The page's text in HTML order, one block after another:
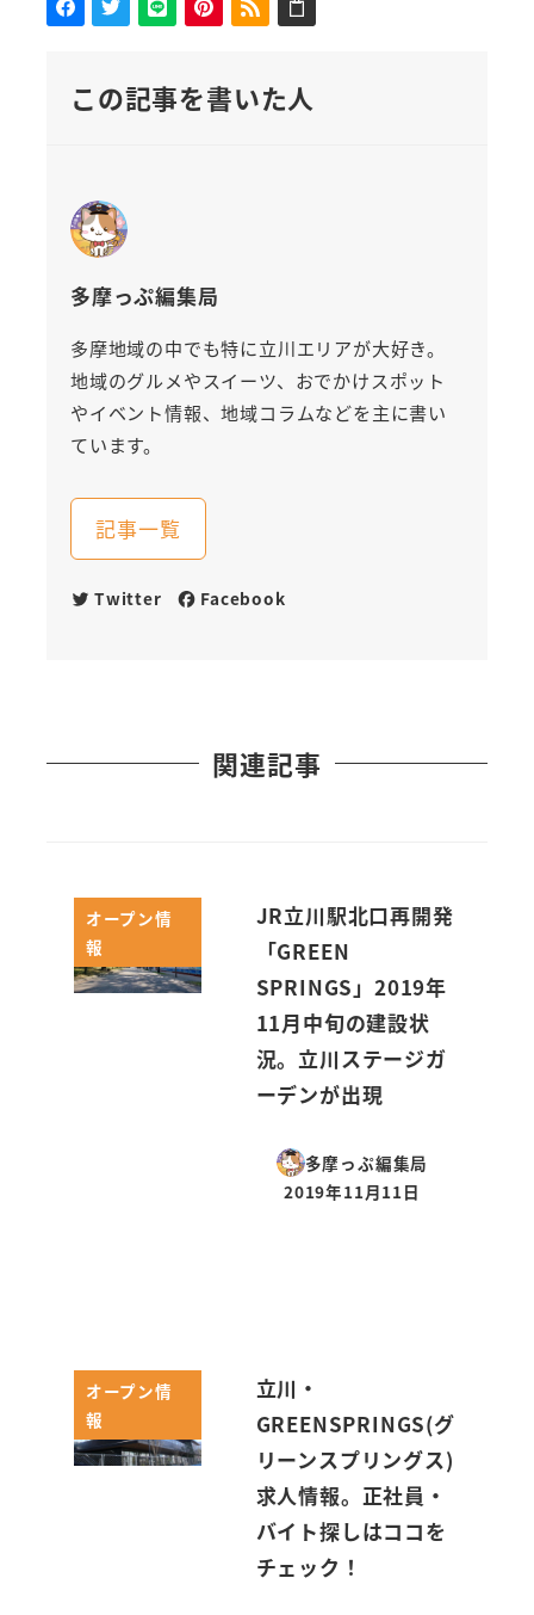
この記事を書いた人
多摩っぷ編集局
多摩地域の中でも特に立川エリアが大好き。
地域のグルメやスイーツ、おでかけスポット
やイベント情報、地域コラムなどを主に書い
ています。
記事一覧
Twitter Facebook
関連記事
オープン情
報
JR立川駅北口再開発
「GREEN
SPRINGS」2019年
11月中旬の建設状
況。立川ステージガ
ーデンが出現
多摩っぷ編集局
投稿日
2019年11月11日
オープン情
報
立川・
GREENSPRINGS(グ
リーンスプリングス)
求人情報。正社員・
バイト探しはココを
チェック！